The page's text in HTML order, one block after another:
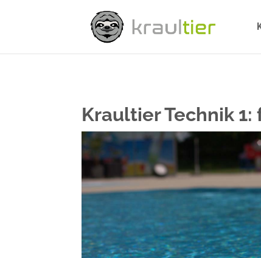
Kraultier Technik